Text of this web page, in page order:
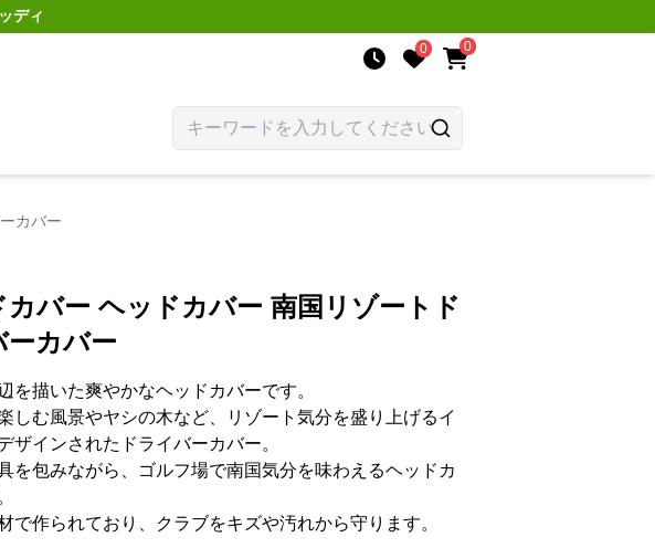
ディ
0 0
カバー
カバー ヘッドカバー 南国リゾートド
ーカバー
を描いた爽やかなヘッドカバーです。
しむ風景やヤシの木など、リゾート気分を盛り上げるイ
ザインされたドライバーカバー。
を包みながら、ゴルフ場で南国気分を味わえるヘッドカ
で作られており、クラブをキズや汚れから守ります。